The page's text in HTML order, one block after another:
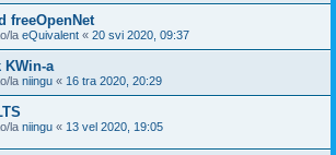
freeOpenNet
la eQuivalent « 20 svi 2020, 09:37
KWin-a
la niingu « 16 tra 2020, 20:29
la niingu « 13 vel 2020, 19:05